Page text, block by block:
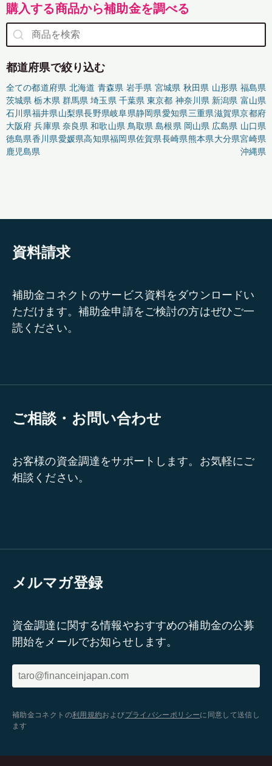
購入する商品から補助金を調べる
都道府県で絞り込む
全ての都道府県 北海道 青森県 岩手県 宮城県 秋田県 山形県 福島県
茨城県 栃木県 群馬県 埼玉県 千葉県 東京都 神奈川県 新潟県 富山県
石川県福井県山梨県長野県岐阜県静岡県愛知県三重県滋賀県京都府
大阪府 兵庫県 奈良県 和歌山県 鳥取県 島根県 岡山県 広島県 山口県
徳島県香川県愛媛県高知県福岡県佐賀県長崎県熊本県大分県宮崎県
鹿児島県
沖縄県
資料請求
補助金コネクトのサービス資料をダウンロードい
ただけます。補助金申請をご検討の方はぜひご一
読ください。
ご相談・お問い合わせ
お客様の資金調達をサポートします。お気軽にご
相談ください。
メルマガ登録
資金調達に関する情報やおすすめの補助金の公募
開始をメールでお知らせします。
補助金コネクトの利用規約およびプライバシーポリシーに同意して送信し
ます